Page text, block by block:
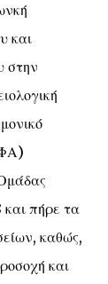
και
στην
και πήρε τα
καθώς,
και